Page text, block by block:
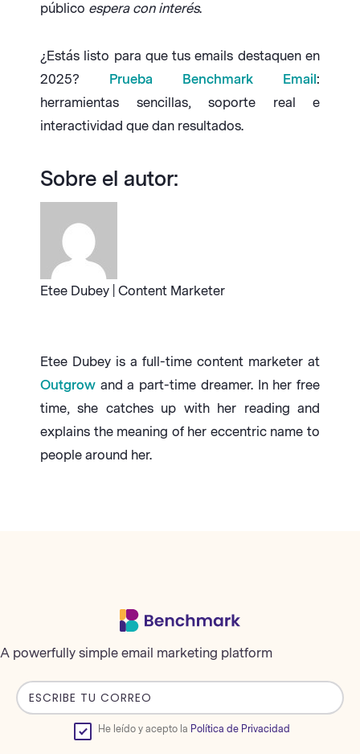
público espera con interés.
¿Estás listo para que tus emails destaquen en
2025? Prueba Benchmark Email:
herramientas sencillas, soporte real e
interactividad que dan resultados.
Sobre el autor:
Etee Dubey | Content Marketer
Etee Dubey is a full-time content marketer at
Outgrow and a part-time dreamer. In her free
time, she catches up with her reading and
explains the meaning of her eccentric name to
people around her.
A powerfully simple email marketing platform
He leído y acepto la Política de Privacidad